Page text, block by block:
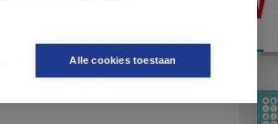
Alle cookies toestaan